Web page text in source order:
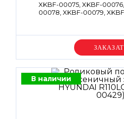
XKBF-00075, XKBF-
00078, XKBF-00079,
00088, XKBF-00089,
XKBF-00618, XKBF-
00939, XKBF-00940,
XKBF-00943, XKBF-
00958, XKBF-00962,
40110040015,
01215, XKBF-01423, XKCG-
XKCG-00059, XKCG-
00066, XKCG-00070,
Уточняйте
В наличии